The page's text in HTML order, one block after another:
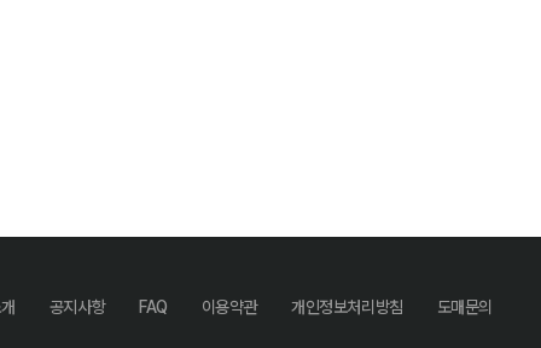
공지사항 FAQ 이용약관 개인정보처리방침 도매문의